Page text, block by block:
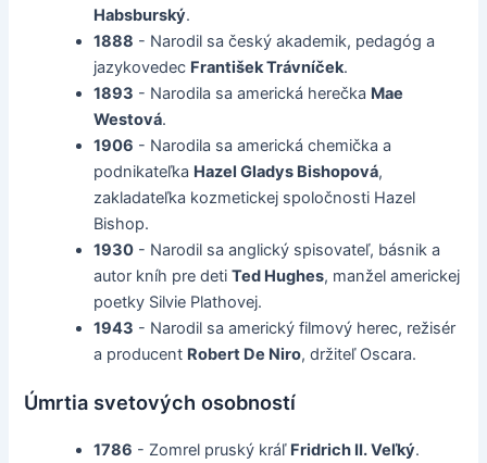
Habsburský.
1888 - Narodil sa český akademik, pedagóg a
jazykovedec František Trávníček.
1893 - Narodila sa americká herečka Mae
Westová.
1906 - Narodila sa americká chemička a
podnikateľka Hazel Gladys Bishopová,
zakladateľka kozmetickej spoločnosti Hazel
Bishop.
1930 - Narodil sa anglický spisovateľ, básnik a
autor kníh pre detiTed Hughes, manžel americkej
poetky Silvie Plathovej.
1943 - Narodil sa americký filmový herec, režisér
a producent Robert De Niro, držiteľ Oscara.
Úmrtia svetových osobností
1786 - Zomrel pruský kráľ Fridrich II. Veľký.